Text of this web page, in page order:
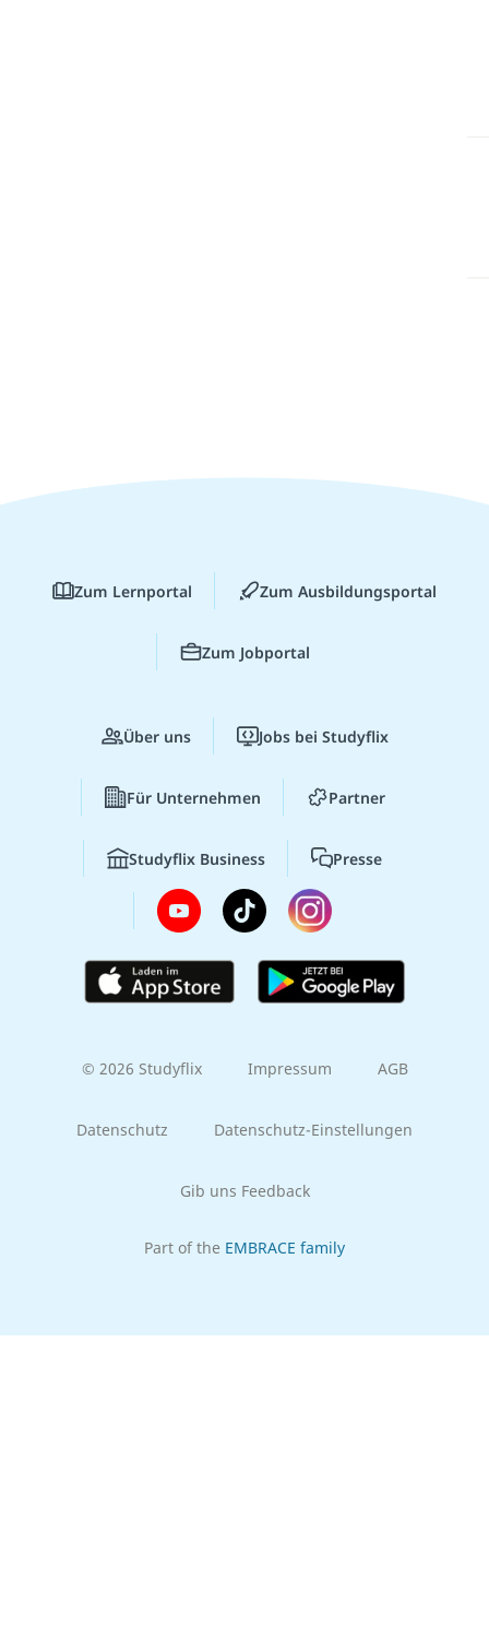
Zum Lernportal Zum Ausbildungsportal
Zum Jobportal
Über uns Jobs bei Studyflix
Für Unternehmen Partner
Studyflix Business Presse
© 2026 Studyflix Impressum AGB
Datenschutz Datenschutz-Einstellungen
Gib uns Feedback
Part of the EMBRACE family